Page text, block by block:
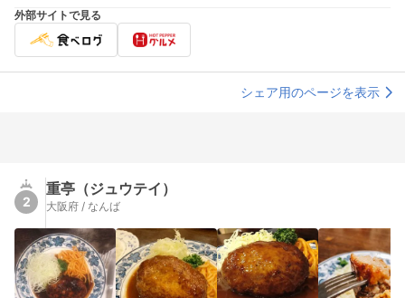
外部サイトで見る
シェア用のページを表示
2
重亭（ジュウテイ）
大阪府 / なんば